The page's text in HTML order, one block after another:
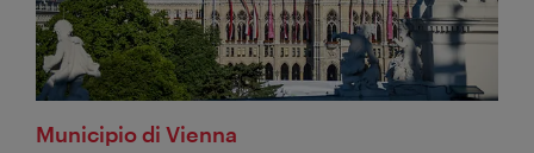
Municipio di Vienna